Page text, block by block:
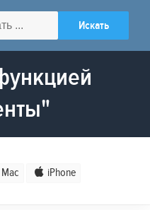
Mac iPhone